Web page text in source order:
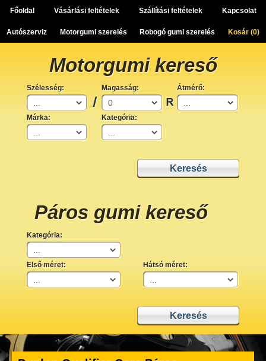
Főoldal Vásárlási feltételek Szállítási feltételek Kapcsolat
Autószerviz Motorgumi szerelés Robogó gumi szerelés Kosár (0)
Motorgumi kereső
Szélesség: Magasság: Átmérő:
Márka: Kategória:
Páros gumi kereső
Kategória:
Első méret: Hátsó méret: